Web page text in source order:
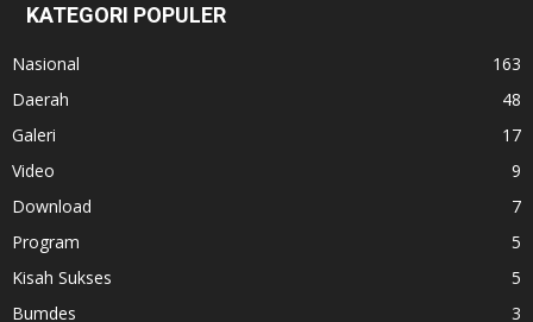
KATEGORI POPULER
Nasional
163
Daerah
48
Galeri
17
Video
9
Download
7
Program
5
Kisah Sukses
5
Bumdes
3